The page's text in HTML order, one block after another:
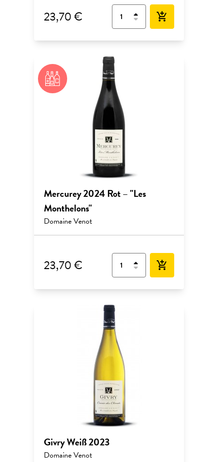
23,70 € add_shopping_cart
Mercurey 2024 Rot – "Les
Monthelons"
Domaine Venot
23,70 € add_shopping_cart
Givry Weiß 2023
Domaine Venot